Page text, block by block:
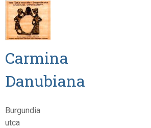
Carmina
Danubiana
Burgundia
utca